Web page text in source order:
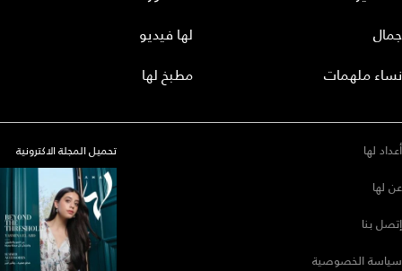
جمال
نساء ملهمات
لها فيديو
مطبخ لها
أعداد لها
عن لها
إتصل بنا
سياسة الخصوصية
تحميل المجلة الاكترونية